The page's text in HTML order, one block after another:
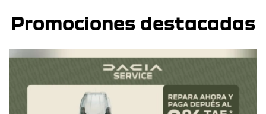
Promociones destacadas